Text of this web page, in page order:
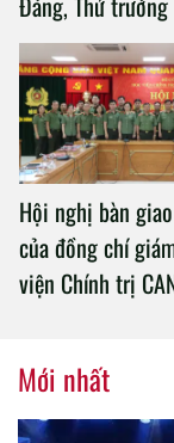
an làm việc với
Chính trị Công
Hội nghị bàn
của đồng chí
viện Chính trị
Mới nhất